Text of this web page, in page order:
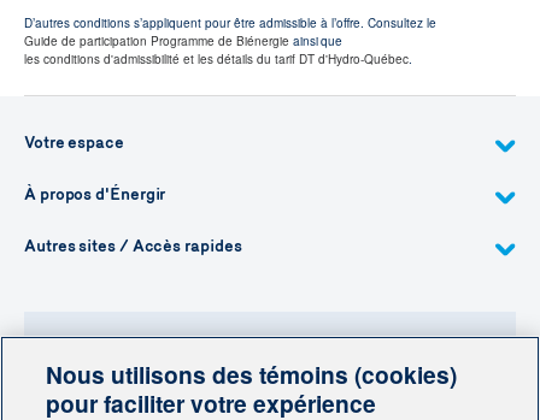
D’autres conditions s’appliquent pour être admissible à l’offre. Consultez le
Guide de participation Programme de Biénergie ainsi que
les conditions d'admissibilité et les détails du tarif DT d'Hydro-Québec.
Votre espace
À propos d'Énergir
Autres sites / Accès rapides
Besoin de plus d'information?
Nous utilisons des témoins (cookies)
pour faciliter votre expérience